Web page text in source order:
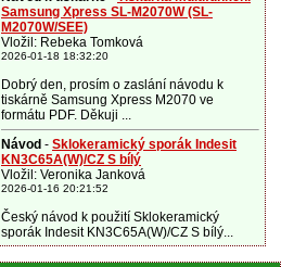
Samsung Xpress SL-M2070W (SL-
M2070W/SEE)
Vložil: Rebeka Tomková
2026-01-18 18:32:20
Dobrý den, prosím o zaslání návodu k
tiskárně Samsung Xpress M2070 ve
formátu PDF. Děkuji ...
Návod - Sklokeramický sporák Indesit
KN3C65A(W)/CZ S bílý
Vložil: Veronika Janková
2026-01-16 20:21:52
Český návod k použití Sklokeramický
sporák Indesit KN3C65A(W)/CZ S bílý...